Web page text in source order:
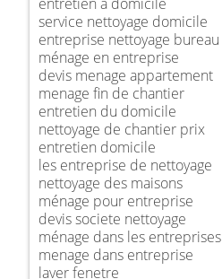
service nettoyage domicile
entreprise nettoyage bureau
ménage en entreprise
devis menage appartement
menage fin de chantier
entretien du domicile
nettoyage de chantier prix
entretien domicile
les entreprise de nettoyage
nettoyage des maisons
ménage pour entreprise
devis societe nettoyage
ménage dans les entreprises
menage dans entreprise
laver fenetre